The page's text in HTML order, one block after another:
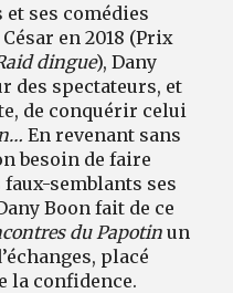
et ses comédies
en 2018 (Prix
dingue), Dany
des spectateurs, et
de conquérir celui
En revenant sans
besoin de faire
semblants ses
Boon fait de ce
du Papotin un
placé
la confidence.